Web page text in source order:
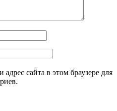
сайта в этом браузере для